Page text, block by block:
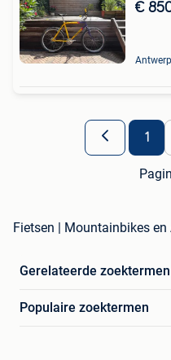
€
1
Fietsen | Mountainbikes
Gerelateerde zoektermen
Populaire zoektermen